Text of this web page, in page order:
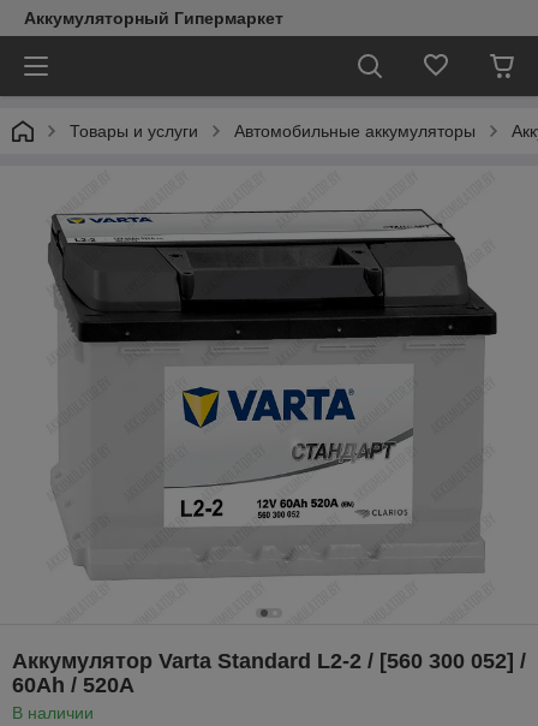
Аккумуляторный Гипермаркет
Товары и услуги Автомобильные аккумуляторы
Аккумулятор Varta Standard L2-2 / [560 300 052] /
60Ah / 520А
В наличии